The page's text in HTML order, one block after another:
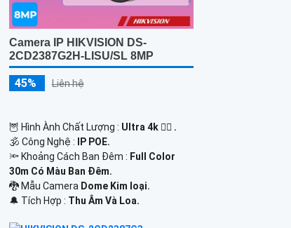
Camera IP HIKVISION DS-
2CD2387G2H-LISU/SL 8MP
45% Liên hệ
🦉 Hình Ành Chất Lượng : Ultra 4k 👍🏾 .
🕉️ Công Nghệ :
IP POE.
🔦 Khoảng Cách Ban Đêm : Full Color
30m Có Màu Ban Ðêm.
🐉️ Mẫu Camera Dome Kim loại.
️🔔 Tích Hợp : Thu Âm Và Loa.